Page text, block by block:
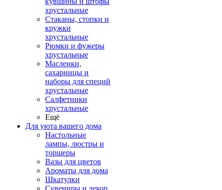
хрустальные
Стаканы, стопки и
кружки
хрустальные
Рюмки и фужеры
хрустальные
Масленки,
сахарницы и
наборы для специй
хрустальные
Салфетники
хрустальные
Ещё
Для уюта вашего дома
Настольные
лампы, люстры и
торшеры
Вазы для цветов
Ароматы для дома
Шкатулки
Сувениры и декор